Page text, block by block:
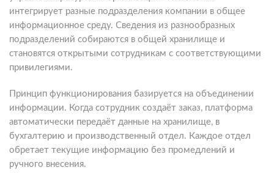
интегрирует разные подразделения компании в общее
информационное среду. Сведения из разнообразных
подразделений собираются в общей хранилище и
становятся открытыми сотрудникам с соответствующими
привилегиями.
Принцип функционирования базируется на объединении
информации. Когда сотрудник создаёт заказ, платформа
автоматически передаёт данные на хранилище, в
бухгалтерию и производственный отдел. Каждое отдел
обретает текущие информацию без промедлений и
ручного внесения.